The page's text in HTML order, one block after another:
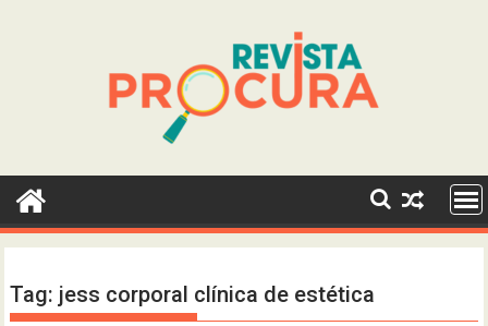
Tag: jess corporal clínica de estética